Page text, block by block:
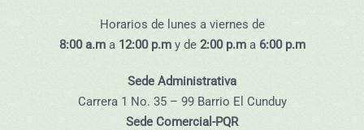
Horarios de lunes a viernes de
8:00 a.m a 12:00 p.m y de 2:00 p.m a 6:00 p.m
Sede Administrativa
Carrera 1 No. 35 – 99 Barrio El Cunduy
Sede Comercial-PQR